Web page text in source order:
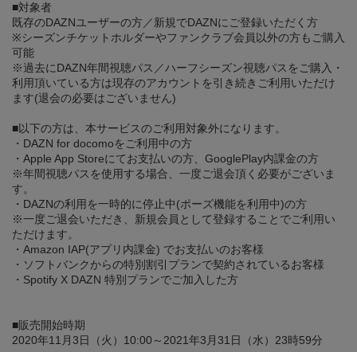
■対象者
既存のDAZNユーザーの方／新規でDAZNにご登録いただく方
※シーズンチケットホルダーやファンクラブ会員以外の方もご購入
可能
※過去にDAZN年間視聴パス／ハーフシーズン視聴パスをご購入・
利用頂いている方は現存のアカウントを引き続きご利用いただけ
ます(退会の必要はございません)
■以下の方は、本サービスのご利用対象外になります。
・DAZN for docomoをご利用中の方
・Apple App Storeにてお支払いの方、GooglePlay内課金の方
※年間視聴パスを使用する場合、一度ご退会頂く必要がございま
す。
・DAZNの利用を一時的に停止中(ポーズ機能を利用中)の方
※一度ご退会いただき、新規会員として登録することでご利用い
ただけます。
・Amazon IAP(アプリ内課金) でお支払いのお客様
・ソフトバンクからの特別割引プランで契約されているお客様
・Spotify X DAZN 特別プランでご加入した方
■販売開始時期
2020年11月3日（火）10:00～2021年3月31日（水）23時59分